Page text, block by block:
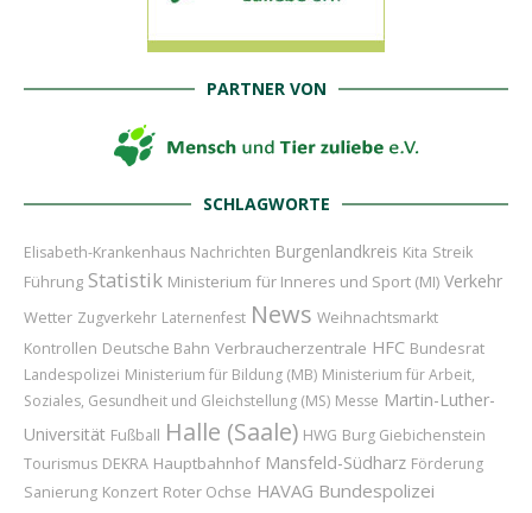
PARTNER VON
SCHLAGWORTE
Elisabeth-Krankenhaus Nachrichten Burgenlandkreis Kita Streik
Führung Statistik Ministerium für Inneres und Sport (MI) Verkehr
Wetter Zugverkehr Laternenfest News Weihnachtsmarkt
Kontrollen Deutsche Bahn Verbraucherzentrale HFC Bundesrat
Landespolizei Ministerium für Bildung (MB) Ministerium für Arbeit,
Soziales, Gesundheit und Gleichstellung (MS) Messe Martin-Luther-
Universität Fußball Halle (Saale) HWG Burg Giebichenstein
Tourismus DEKRA Hauptbahnhof Mansfeld-Südharz Förderung
Sanierung Konzert Roter Ochse HAVAG Bundespolizei